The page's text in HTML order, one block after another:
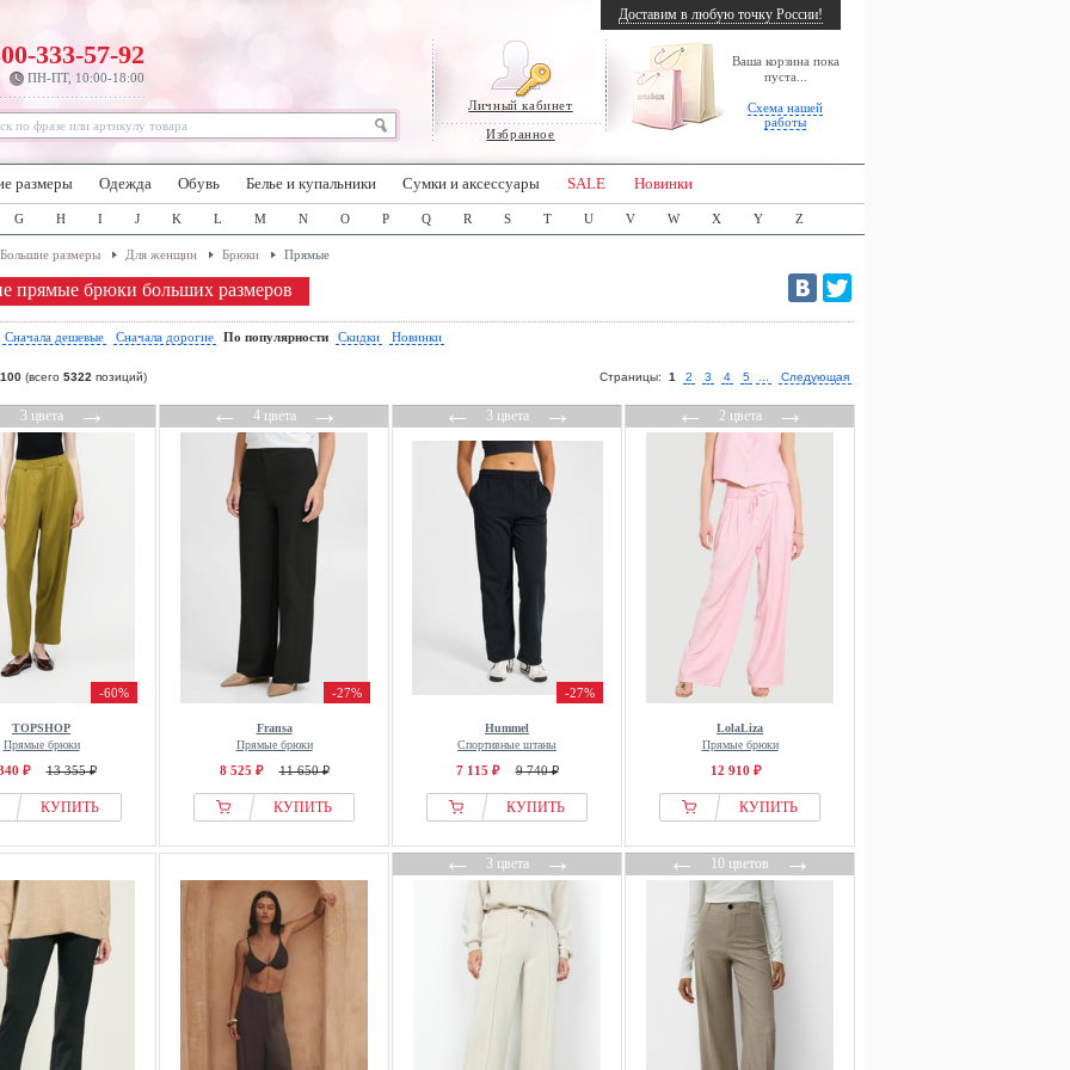
Личный кабинет
Избранное
Ваша корзина пока
пуста...
Схема нашей
работы
333-57-92
ПН-ПТ, 10:00-18:00
Доставим в любую точку России!
размеры Одежда Обувь Белье и купальники Сумки и аксессуары SALE Новинки
G H I J K L M N O P Q R S T U V W X Y Z
Большие размеры Для женщин Брюки Прямые
прямые брюки больших размеров
Сначала дешевые Сначала дорогие По популярности Скидки Новинки
100 (всего 5322 позиций) Страницы: 1 2 3 4 5 Следующая
3 цвета→
-60%
TOPSHOP
Прямые брюки
₽ 13 355 ₽
КУПИТЬ
←4 цвета→
-27%
Fransa
Прямые брюки
8 525 ₽ 11 650 ₽
КУПИТЬ
←3 цвета→
-27%
Hummel
Спортивные штаны
7 115 ₽ 9 740 ₽
КУПИТЬ
←2 цвета→
LolaLiza
Прямые брюки
12 910 ₽
КУПИТЬ
←3 цвета→ ←10 цветов→